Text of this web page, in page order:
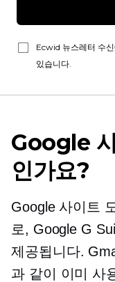
Ecwid 뉴스레터 수
있습니다.
Google
인가요?
Google 사이트
로, Google G
제공됩니다.
과 같이 이미 사